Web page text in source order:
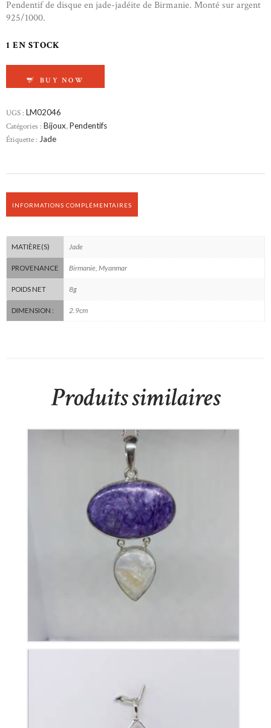
Pendentif de disque en jade-jadéite de Birmanie. Monté sur argent
925/1000.
1 EN STOCK
BUY NOW
UGS : LM02046
Catégories : Bijoux,Pendentifs
Étiquette : Jade
INFORMATIONS COMPLÉMENTAIRES
MATIÈRE(S) Jade
PROVENANCE Birmanie, Myanmar
POIDS NET 8g
DIMENSION : 2.9cm
Produits similaires
Pendentif Charoïte et Pierre de Lune
390€